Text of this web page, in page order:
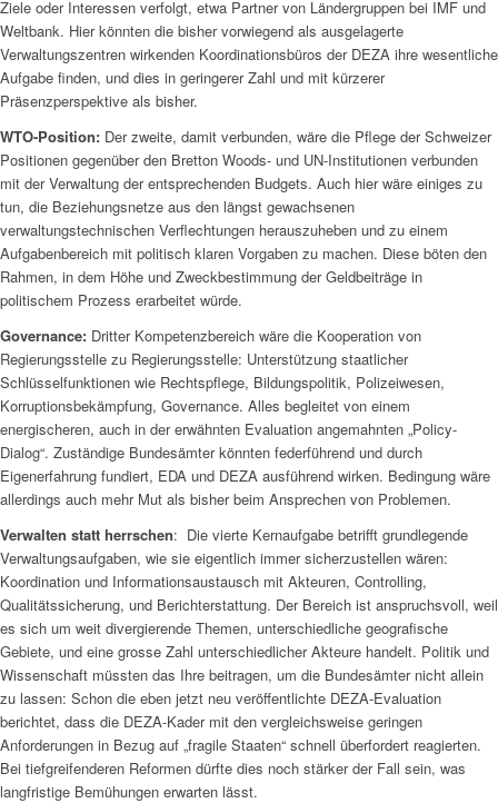
Ziele oder Interessen verfolgt, etwa Partner von Ländergruppen bei IMF und
Weltbank. Hier könnten die bisher vorwiegend als ausgelagerte
Verwaltungszentren wirkenden Koordinationsbüros der DEZA ihre wesentliche
Aufgabe finden, und dies in geringerer Zahl und mit kürzerer
Präsenzperspektive als bisher.
WTO-Position: Der zweite, damit verbunden, wäre die Pflege der Schweizer
Positionen gegenüber den Bretton Woods- und UN-Institutionen verbunden
mit der Verwaltung der entsprechenden Budgets. Auch hier wäre einiges zu
tun, die Beziehungsnetze aus den längst gewachsenen
verwaltungstechnischen Verflechtungen herauszuheben und zu einem
Aufgabenbereich mit politisch klaren Vorgaben zu machen. Diese böten den
Rahmen, in dem Höhe und Zweckbestimmung der Geldbeiträge in
politischem Prozess erarbeitet würde.
Governance: Dritter Kompetenzbereich wäre die Kooperation von
Regierungsstelle zu Regierungsstelle: Unterstützung staatlicher
Schlüsselfunktionen wie Rechtspflege, Bildungspolitik, Polizeiwesen,
Korruptionsbekämpfung, Governance. Alles begleitet von einem
energischeren, auch in der erwähnten Evaluation angemahnten „Policy-
Dialog“. Zuständige Bundesämter könnten federführend und durch
Eigenerfahrung fundiert, EDA und DEZA ausführend wirken. Bedingung wäre
allerdings auch mehr Mut als bisher beim Ansprechen von Problemen.
Verwalten statt herrschen: Die vierte Kernaufgabe betrifft grundlegende
Verwaltungsaufgaben, wie sie eigentlich immer sicherzustellen wären:
Koordination und Informationsaustausch mit Akteuren, Controlling,
Qualitätssicherung, und Berichterstattung. Der Bereich ist anspruchsvoll, weil
es sich um weit divergierende Themen, unterschiedliche geografische
Gebiete, und eine grosse Zahl unterschiedlicher Akteure handelt. Politik und
Wissenschaft müssten das Ihre beitragen, um die Bundesämter nicht allein
zu lassen: Schon die eben jetzt neu veröffentlichte DEZA-Evaluation
berichtet, dass die DEZA-Kader mit den vergleichsweise geringen
Anforderungen in Bezug auf „fragile Staaten“ schnell überfordert reagierten.
Bei tiefgreifenderen Reformen dürfte dies noch stärker der Fall sein, was
langfristige Bemühungen erwarten lässt.